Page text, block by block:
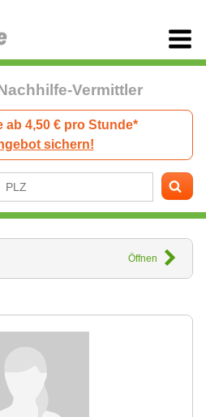
Vermittler
ab 4,50 € pro Stunde*
sichern!
Öffnen